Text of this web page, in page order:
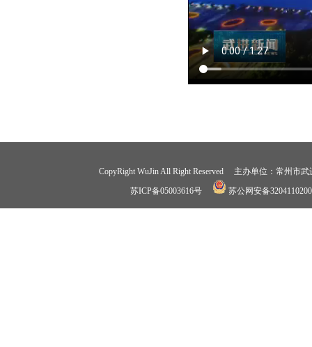
CopyRight WuJin All Right Reserved 主办单位：常州
苏ICP备05003616号
苏公网安备